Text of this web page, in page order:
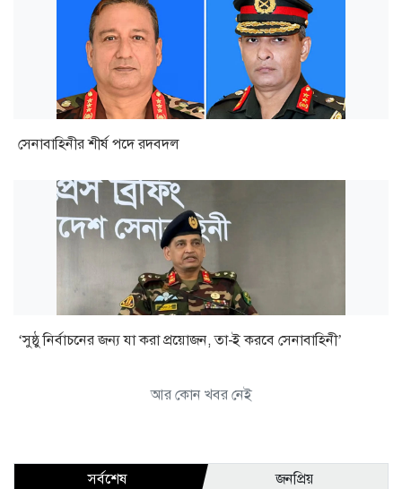
সেনাবাহিনীর শীর্ষ পদে রদবদল
‘সুষ্ঠু নির্বাচনের জন্য যা করা প্রয়োজন, তা-ই করবে সেনাবাহিনী’
আর কোন খবর নেই
সর্বশেষ
জনপ্রিয়